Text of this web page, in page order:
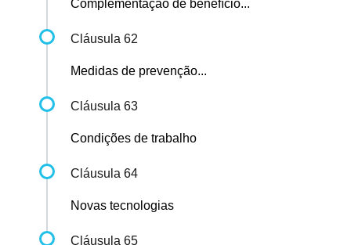
Complementação de benefício...
Cláusula 62
Medidas de prevenção...
Cláusula 63
Condições de trabalho
Cláusula 64
Novas tecnologias
Cláusula 65